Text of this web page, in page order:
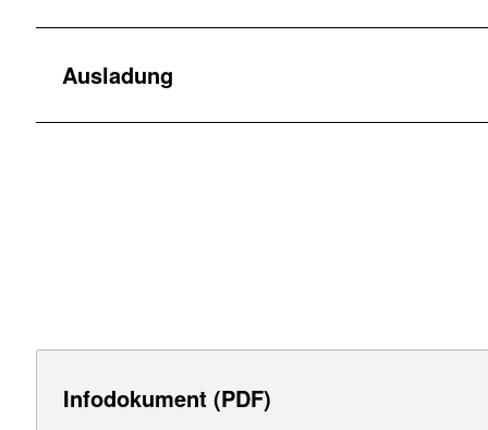
Ausladung
Infodokument (PDF)